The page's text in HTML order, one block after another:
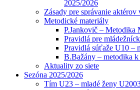
2025/2026
Zásady pre správanie
Metodické materiály
P.Jankovič – Metodika
Pravidlá pre
Pravidlá súťaže U10 –
B.Bažány – metodika k
Aktuality zo siete
Sezóna 2025/2026
Tím U23 – mladé ženy